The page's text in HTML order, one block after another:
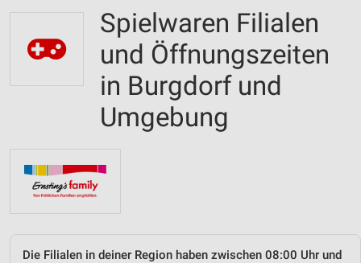
Spielwaren Filialen
und Öffnungszeiten
in Burgdorf und
Umgebung
Die Filialen in deiner Region haben zwischen 08:00 Uhr und